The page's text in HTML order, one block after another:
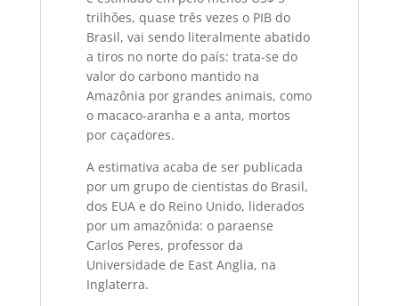
trilhões, quase três vezes o PIB do
Brasil, vai sendo literalmente abatido
a tiros no norte do país: trata-se do
valor do carbono mantido na
Amazônia por grandes animais, como
o macaco-aranha e a anta, mortos
por caçadores.
A estimativa acaba de ser publicada
por um grupo de cientistas do Brasil,
dos EUA e do Reino Unido, liderados
por um amazônida: o paraense
Carlos Peres, professor da
Universidade de East Anglia, na
Inglaterra.